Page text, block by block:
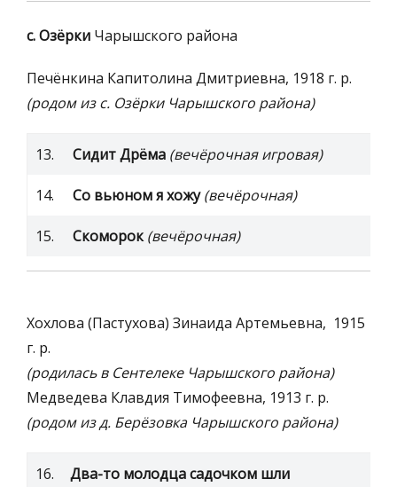
с. Озёрки Чарышского района
Печёнкина Капитолина Дмитриевна, 1918 г. р.
(родом из с. Озёрки Чарышского района)
13. Сидит Дрёма (вечёрочная игровая)
14. Со вьюном я хожу(вечёрочная)
15. Скоморок(вечёрочная)
Хохлова (Пастухова) Зинаида Артемьевна, 1915
г. р.
(родилась в Сентелеке Чарышского района)
Медведева Клавдия Тимофеевна, 1913 г. р.
(родом из д. Берёзовка Чарышского района)
16.
Два-то молодца садочком шли